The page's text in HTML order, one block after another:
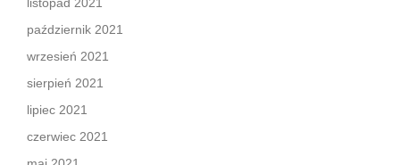
październik 2021
wrzesień 2021
sierpień 2021
lipiec 2021
czerwiec 2021